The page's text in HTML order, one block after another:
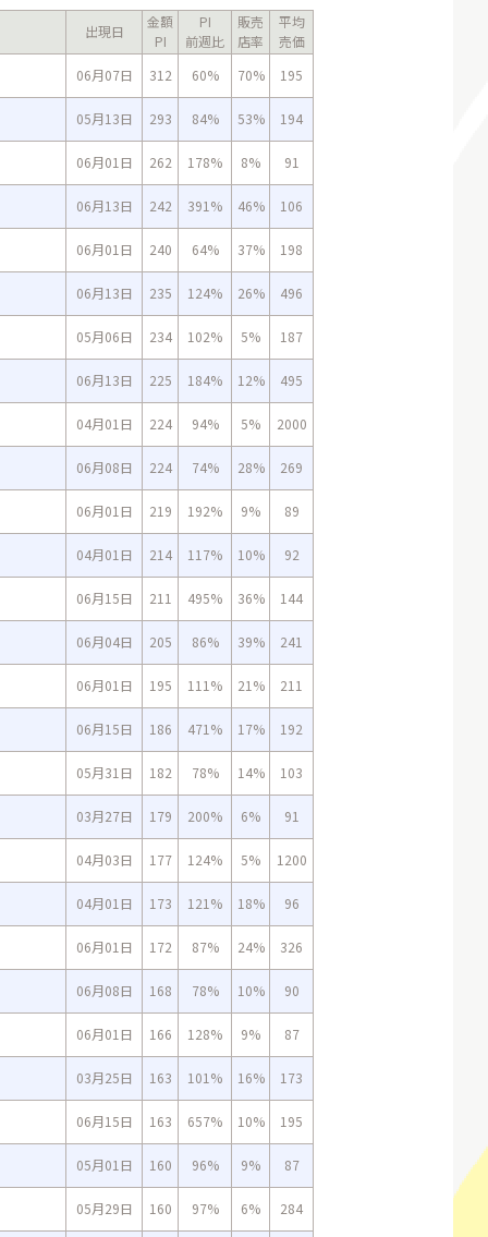
出現日
金額
PI
PI
前週比
販売
店率
平均
売価
06月07日
312 60% 70% 195
05月13日 293 84% 53% 194
06月01日 262 178% 8% 91
06月13日 242 391% 46% 106
06月01日 240 64% 37% 198
06月13日 235 124% 26% 496
05月06日 234 102% 5% 187
06月13日 225 184% 12% 495
04月01日 224 94% 5% 2000
06月08日 224 74% 28% 269
06月01日 219 192% 9% 89
04月01日 214 117% 10% 92
06月15日 211 495% 36% 144
06月04日 205 86% 39% 241
06月01日 195 111% 21% 211
06月15日 186 471% 17% 192
05月31日 182 78% 14% 103
03月27日 179 200% 6% 91
04月03日 177 124% 5% 1200
04月01日 173 121% 18% 96
06月01日 172 87% 24% 326
06月08日 168 78% 10% 90
06月01日 166 128% 9% 87
03月25日 163 101% 16% 173
06月15日 163 657% 10% 195
05月01日 160 96% 9% 87
05月29日 160 97% 6% 284